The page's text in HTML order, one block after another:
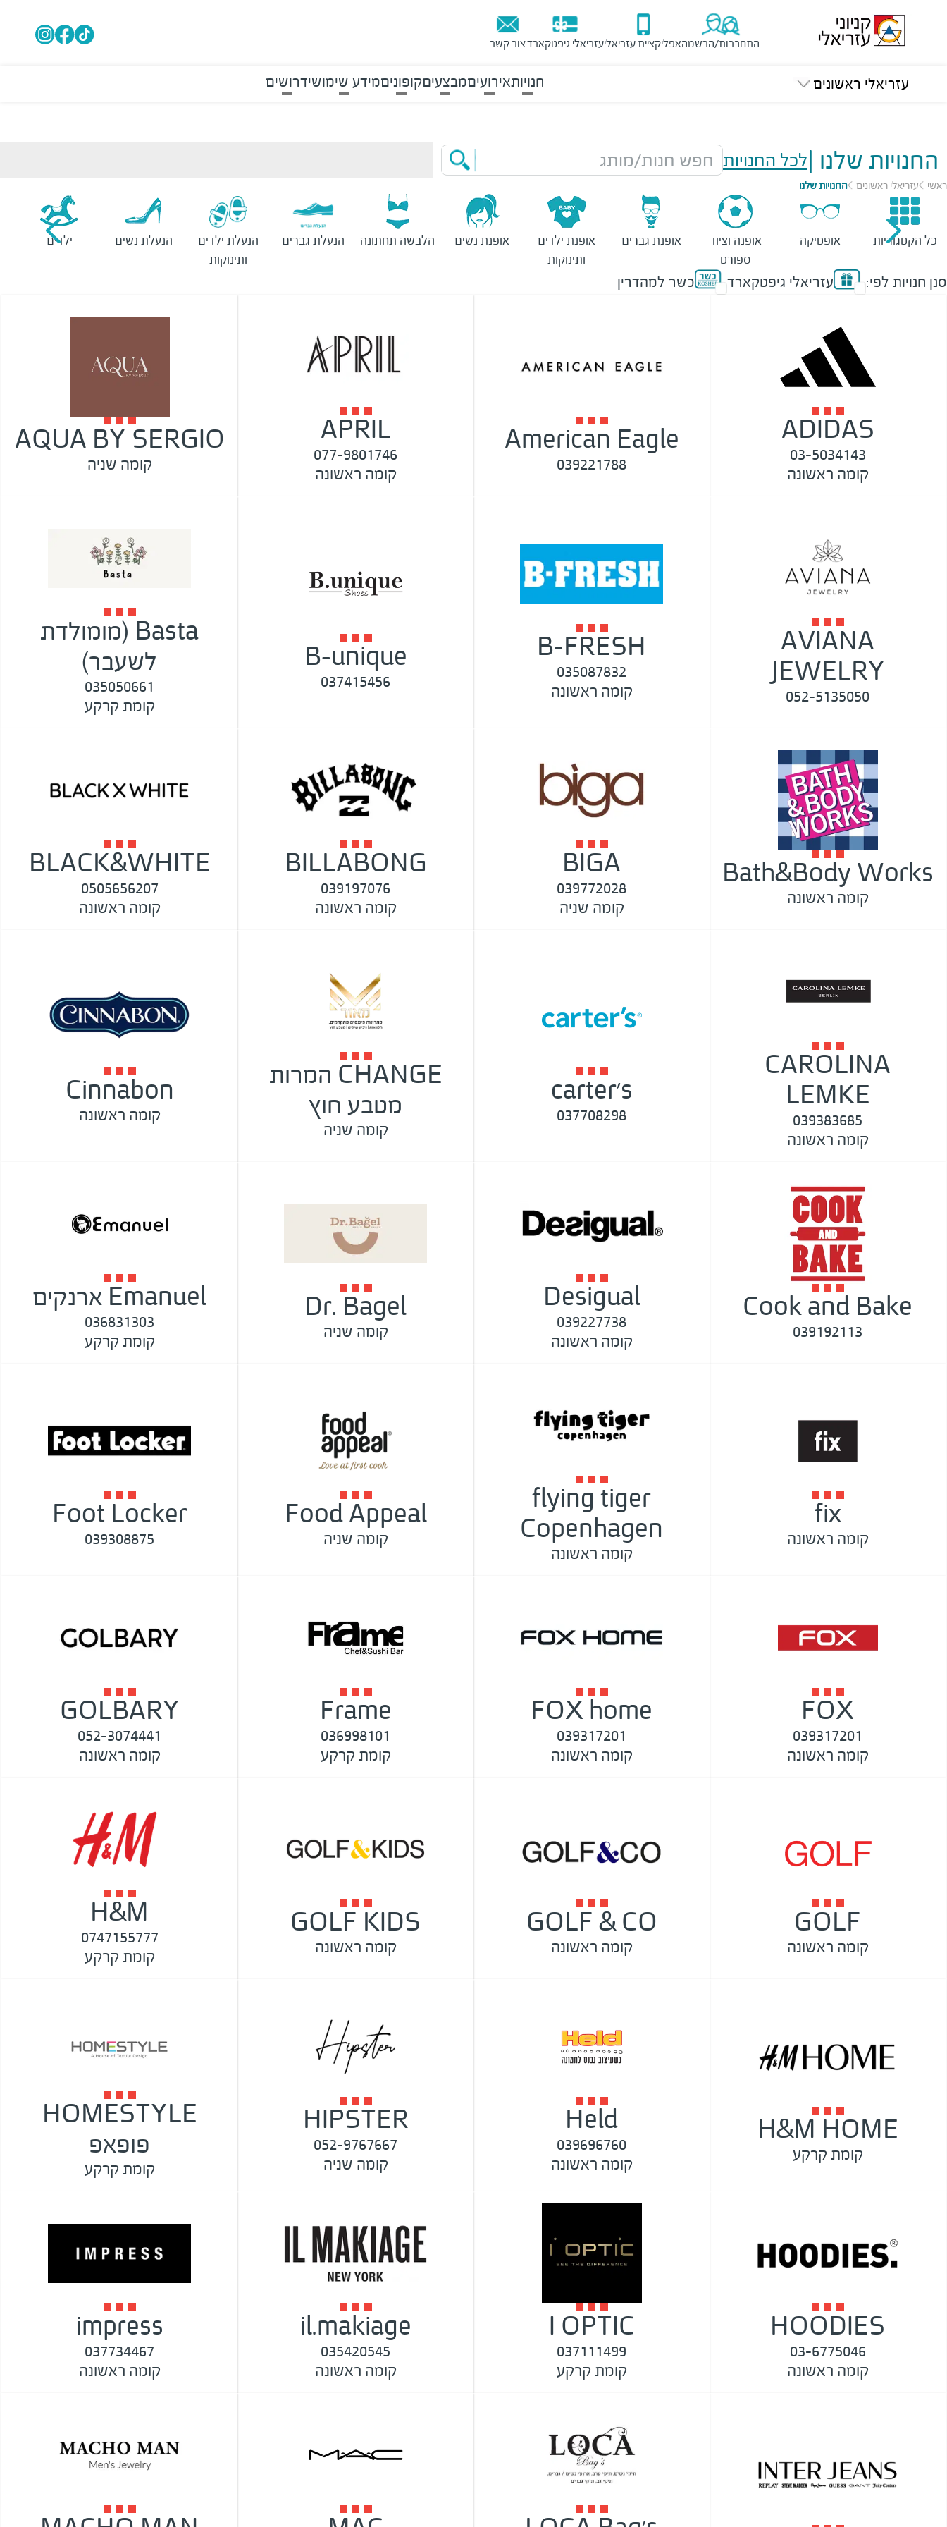
התחברות/הרשמהאפליקציית עזריאליעזריאלי גיפטקארדצור קשר
עזריאלי ראשונים חנויותאירועיםמבצעיםקופוניםמידע שימושידרושים
החנויות שלנו |לכל החנויות חפש חנות/מותג
ראשי עזריאלי ראשונים החנויות שלנו
כל הקטגוריות אופטיקה
אופנה וציוד
ספורט
אופנת גברים
אופנת ילדים
ותינוקות
אופנת נשים הלבשה תחתונה הנעלת גברים
הנעלת ילדים
ותינוקות
הנעלת נשים ילדים
סנן חנויות לפי: עזריאלי גיפטקארד כשר למהדרין
ADIDAS
03-5034143
קומה ראשונה
American Eagle
039221788
APRIL
077-9801746
קומה ראשונה
AQUA BY SERGIO
קומה שניה
AVIANA
JEWELRY
052-5135050
B-FRESH
035087832
קומה ראשונה
B-unique
037415456
Basta (מומולדת
לשעבר)
035050661
קומת קרקע
Bath&Body Works
קומה ראשונה
BIGA
039772028
קומה שניה
BILLABONG
039197076
קומה ראשונה
BLACK&WHITE
0505656207
קומה ראשונה
CAROLINA
LEMKE
039383685
קומה ראשונה
carter's
037708298
CHANGE המרות
מטבע חוץ
קומה שניה
Cinnabon
קומה ראשונה
Cook and Bake
039192113
Desigual
039227738
קומה ראשונה
Dr. Bagel
קומה שניה
Emanuel ארנקים
036831303
קומת קרקע
fix
קומה ראשונה
flying tiger
Copenhagen
קומה ראשונה
Food Appeal
קומה שניה
Foot Locker
039308875
FOX
039317201
קומה ראשונה
FOX home
039317201
קומה ראשונה
Frame
036998101
קומת קרקע
GOLBARY
052-3074441
קומה ראשונה
GOLF
קומה ראשונה
GOLF & CO
קומה ראשונה
GOLF KIDS
קומה ראשונה
H&M
0747155777
קומת קרקע
H&M HOME
קומת קרקע
Held
039696760
קומה ראשונה
HIPSTER
052-9767667
קומה שניה
HOMESTYLE
פופאפ
קומת קרקע
HOODIES
03-6775046
קומה ראשונה
I OPTIC
037111499
קומת קרקע
il.makiage
035420545
קומה ראשונה
impress
037734467
קומה ראשונה